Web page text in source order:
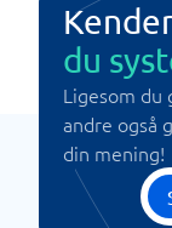
du
Ligesom du
andre også
din mening!